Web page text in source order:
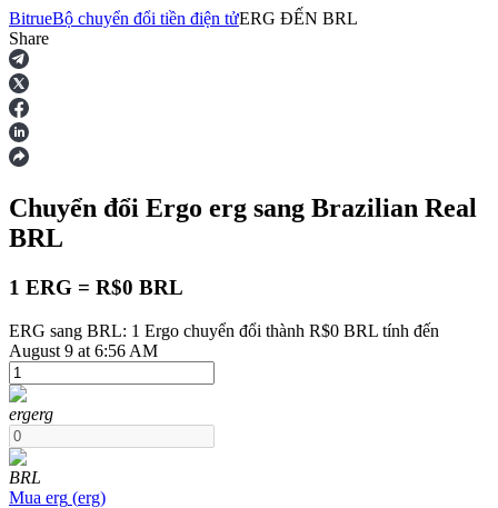
Hợp đồng tương lai
USDT Futures
BitrueBộ chuyển đổi tiền điện tửERG ĐẾN BRL
Share
Chuyển đổi Ergo erg sang Brazilian Real
BRL
1 ERG = R$0 BRL
ERG sang BRL: 1 Ergo chuyển đổi thành R$0 BRL tính đến
August 9 at 6:56 AM
ergerg
BRL
Mua erg (erg)